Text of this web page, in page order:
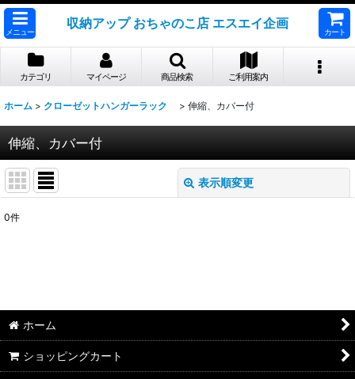
メニュー
収納アップ おちゃのこ店 エスエイ企画
カート
カテゴリ マイページ 商品検索 ご利用案内
ホーム > クローゼットハンガーラック > 伸縮、カバー付
伸縮、カバー付
表示順変更
絞り込む
0件
ホーム
ショッピングカート